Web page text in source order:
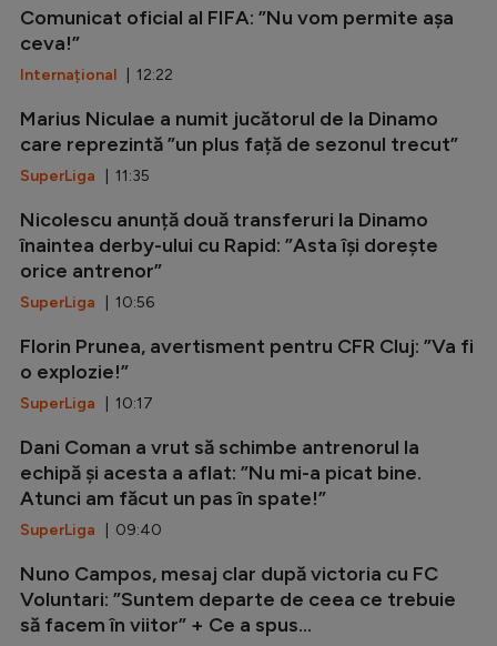
Comunicat oficial al FIFA: ”Nu vom permite așa
ceva!”
Internațional | 12:22
Marius Niculae a numit jucătorul de la Dinamo
care reprezintă ”un plus față de sezonul trecut”
SuperLiga | 11:35
Nicolescu anunță două transferuri la Dinamo
înaintea derby-ului cu Rapid: ”Asta își dorește
orice antrenor”
SuperLiga | 10:56
Florin Prunea, avertisment pentru CFR Cluj: ”Va fi
o explozie!”
SuperLiga | 10:17
Dani Coman a vrut să schimbe antrenorul la
echipă și acesta a aflat: ”Nu mi-a picat bine.
Atunci am făcut un pas în spate!”
SuperLiga | 09:40
Nuno Campos, mesaj clar după victoria cu FC
Voluntari: ”Suntem departe de ceea ce trebuie
să facem în viitor” + Ce a spus...